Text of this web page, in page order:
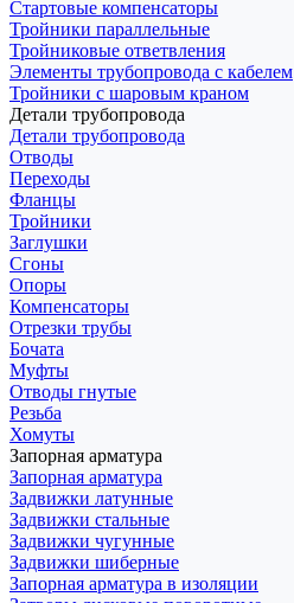
Стартовые компенсаторы
Тройники параллельные
Тройниковые ответвления
Элементы трубопровода с кабелем
Тройники с шаровым краном
Детали трубопровода
Детали трубопровода
Отводы
Переходы
Фланцы
Тройники
Заглушки
Сгоны
Опоры
Компенсаторы
Отрезки трубы
Бочата
Муфты
Отводы гнутые
Резьба
Хомуты
Запорная арматура
Запорная арматура
Задвижки латунные
Задвижки стальные
Задвижки чугунные
Задвижки шиберные
Запорная арматура в изоляции